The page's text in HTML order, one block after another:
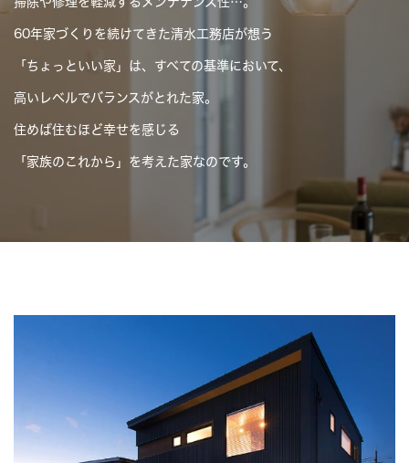
60年家づくりを続けてきた清水工務店が想う
「ちょっといい家」は、すべての基準において、
高いレベルでバランスがとれた家。
住めば住むほど幸せを感じる
「家族のこれから」を考えた家なのです。